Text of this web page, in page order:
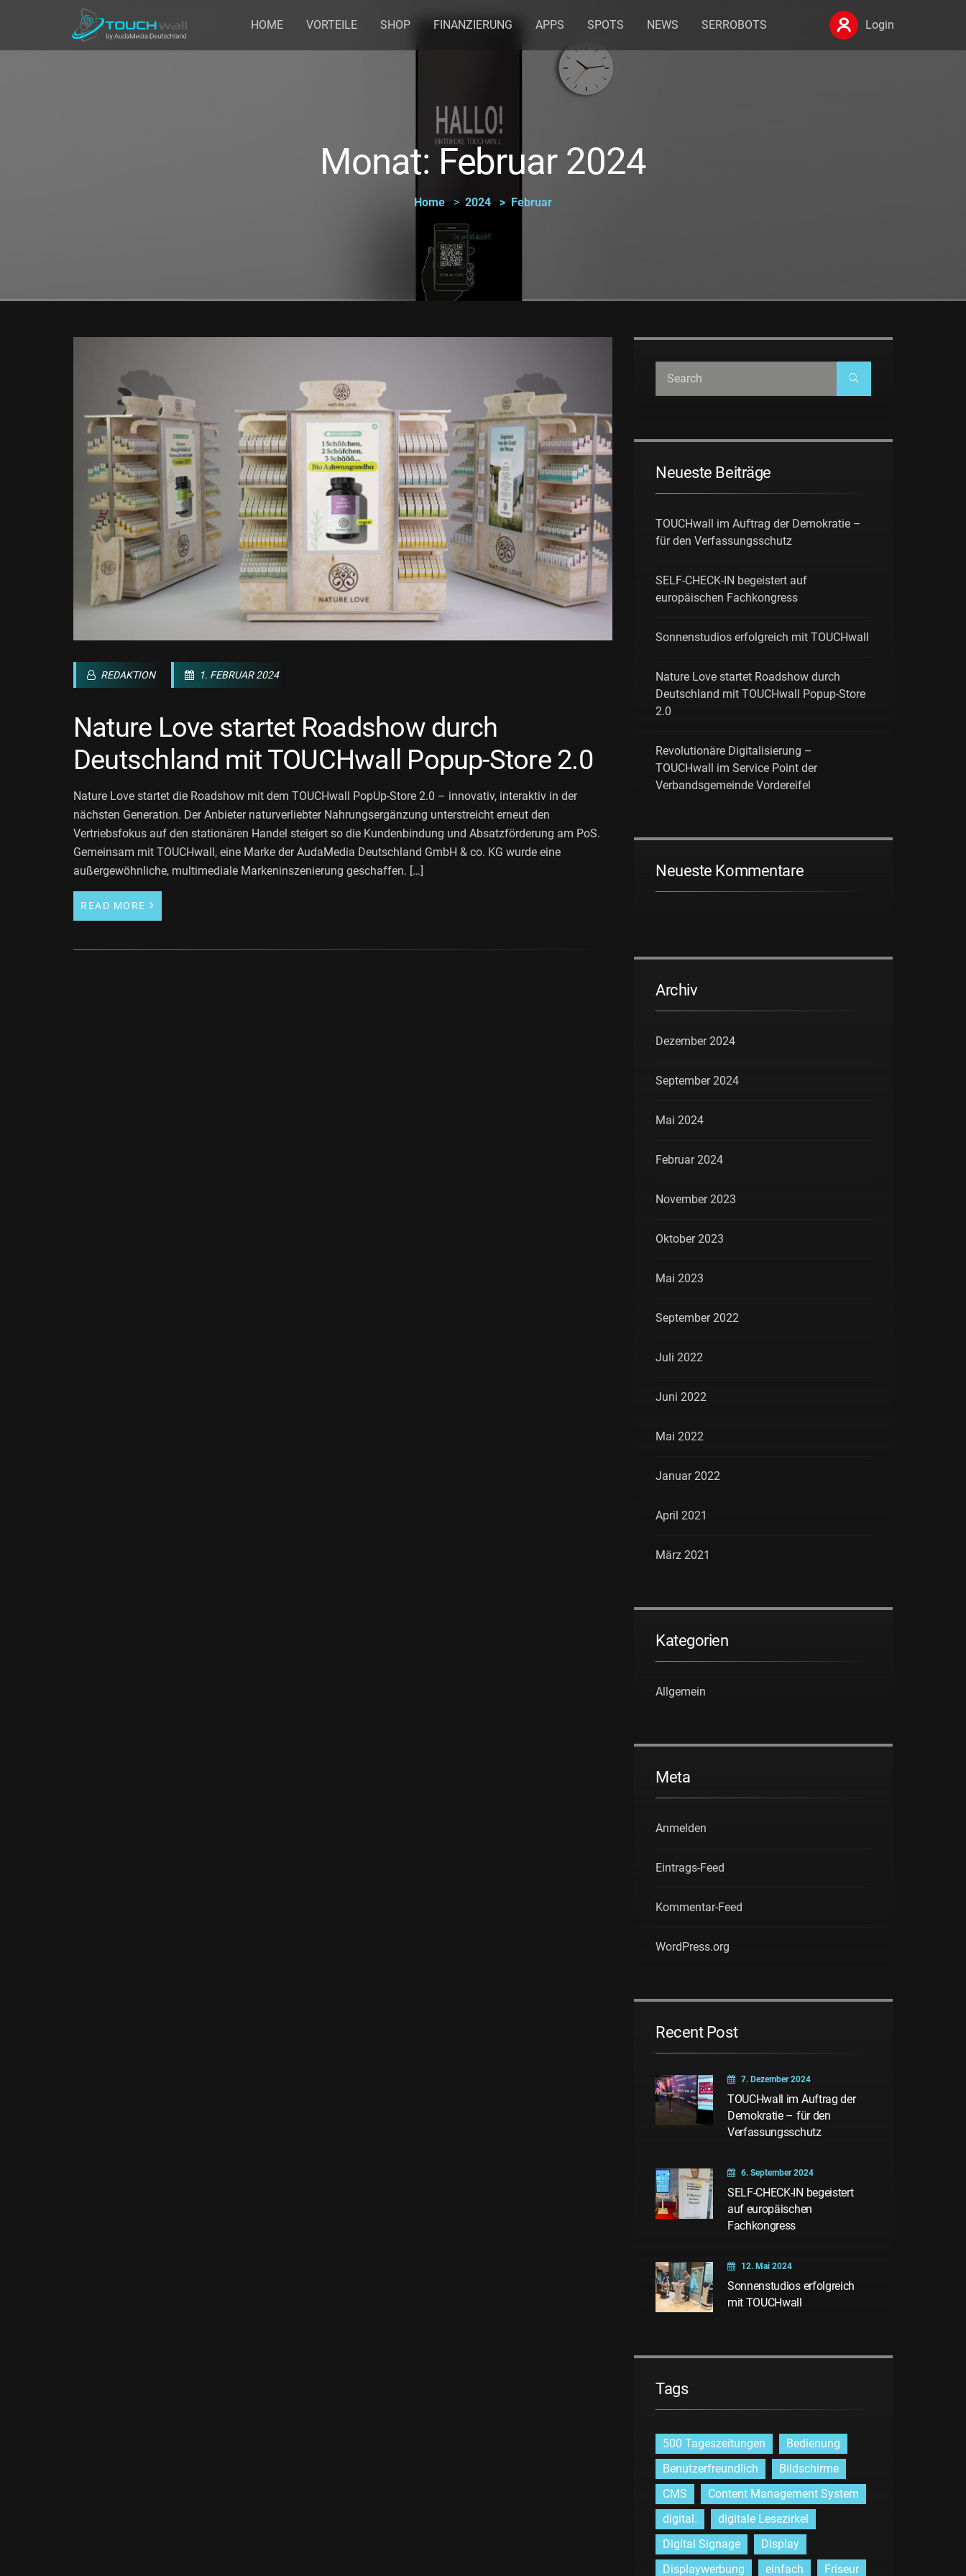
HOME VORTEILE SHOP FINANZIERUNG APPS SPOTS NEWS SERROBOTS Login
Monat: Februar 2024
Home 2024 Februar
REDAKTION 1. FEBRUAR 2024
Nature Love startet Roadshow durch
Deutschland mit TOUCHwall Popup-Store 2.0
Nature Love startet die Roadshow mit dem TOUCHwall PopUp-Store 2.0 – innovativ, interaktiv in der
nächsten Generation. Der Anbieter naturverliebter Nahrungsergänzung unterstreicht erneut den
Vertriebsfokus auf den stationären Handel steigert so die Kundenbindung und Absatzförderung am PoS.
Gemeinsam mit TOUCHwall, eine Marke der AudaMedia Deutschland GmbH & co. KG wurde eine
außergewöhnliche, multimediale Markeninszenierung geschaffen. […]
READ MORE
Neueste Beiträge
TOUCHwall im Auftrag der Demokratie –
für den Verfassungsschutz
SELF-CHECK-IN begeistert auf
europäischen Fachkongress
Sonnenstudios erfolgreich mit TOUCHwall
Nature Love startet Roadshow durch
Deutschland mit TOUCHwall Popup-Store
2.0
Revolutionäre Digitalisierung –
TOUCHwall im Service Point der
Verbandsgemeinde Vordereifel
Neueste Kommentare
Archiv
Dezember 2024
September 2024
Mai 2024
Februar 2024
November 2023
Oktober 2023
Mai 2023
September 2022
Juli 2022
Juni 2022
Mai 2022
Januar 2022
April 2021
März 2021
Kategorien
Allgemein
Meta
Anmelden
Eintrags-Feed
Kommentar-Feed
WordPress.org
Recent Post
7. Dezember 2024
TOUCHwall im Auftrag der
Demokratie – für den
Verfassungsschutz
6. September 2024
SELF-CHECK-IN begeistert
auf europäischen
Fachkongress
12. Mai 2024
Sonnenstudios erfolgreich
mit TOUCHwall
Tags
500 Tageszeitungen
Bedienung
Benutzerfreundlich
Bildschirme
CMS
Content Management System
digital.
digitale Lesezirkel
Digital Signage
Display
Displaywerbung
einfach Friseur